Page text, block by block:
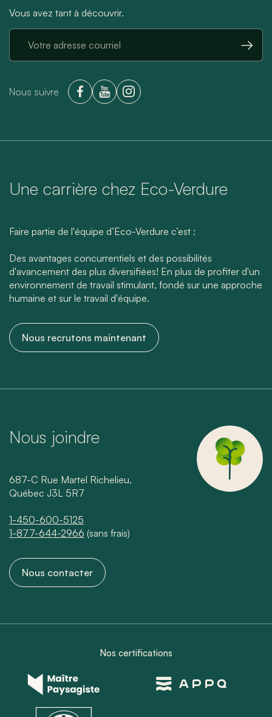
Vous avez tant à découvrir.
→
Nous suivre
Une carrière chez Eco-Verdure
Faire partie de l'équipe d’Eco-Verdure c’est :
Des avantages concurrentiels et des possibilités
d'avancement des plus diversifiées! En plus de profiter d'un
environnement de travail stimulant, fondé sur une approche
humaine et sur le travail d'équipe.
Nous recrutons maintenant
Nous joindre
687-C Rue Martel Richelieu,
Québec J3L 5R7
1-450-600-5125
1-877-644-2966 (sans frais)
Nous contacter
Nos certifications